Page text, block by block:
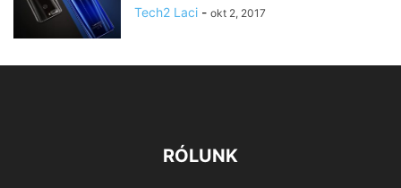
Tech2 Laci - okt 2, 2017
RÓLUNK